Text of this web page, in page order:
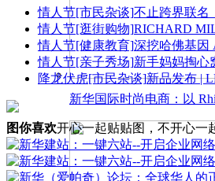
新华国际时尚电商：以
情人节[市民杂谈]不止跨界联名
情人节[逛街购物]RICHARD
情人节[健康教育]深挖哈佛基因
情人节[亲子秀场]新手妈妈掏心
降龙伏虎[市民杂谈]新品发布 |
图你喜欢开心一起贴贴图，不开心一